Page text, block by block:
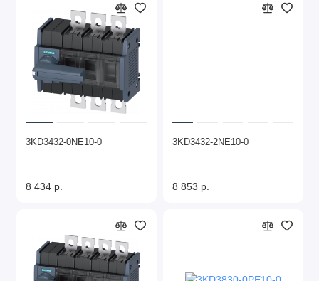
3KD3432-0NE10-0
8 434 р.
3KD3432-2NE10-0
8 853 р.